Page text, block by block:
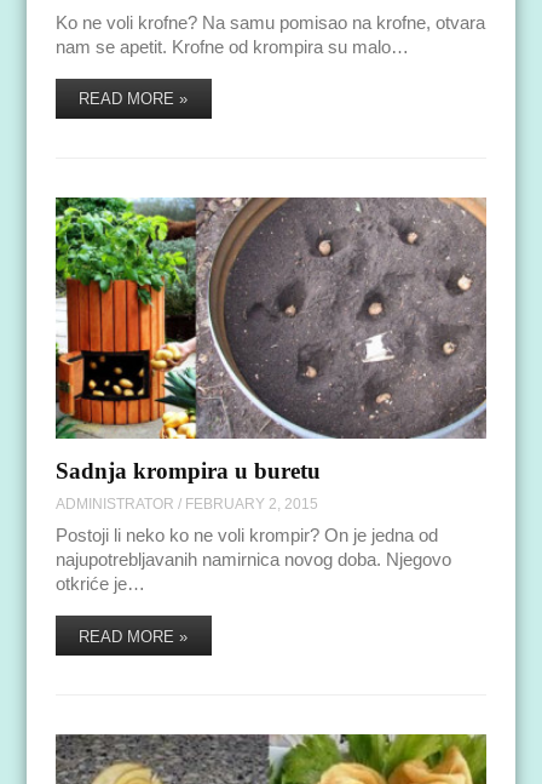
Ko ne voli krofne? Na samu pomisao na krofne, otvara
nam se apetit. Krofne od krompira su malo…
READ MORE »
Sadnja krompira u buretu
ADMINISTRATOR / FEBRUARY 2, 2015
Postoji li neko ko ne voli krompir? On je jedna od
najupotrebljavanih namirnica novog doba. Njegovo
otkriće je…
READ MORE »